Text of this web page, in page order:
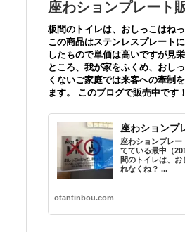
座わションプレート
板間のトイレは、おしっこはね
この商品はステンレスプレート
したもので単価は高いですが見
ところ、我が家をふくめ、おし
くないご家庭では来客への牽制
ます。 このブログで販売中です！
座わションプ
座わションプレー
てている最中（
間のトイレは、お
れなくね？ ...
otantinbou.com